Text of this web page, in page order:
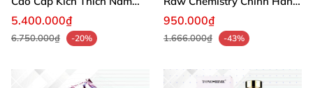
Giới Nhanh
5.400.000₫
6.750.000₫ -20%
Mỹ Tăng Ham Muốn
950.000₫
1.666.000₫ -43%